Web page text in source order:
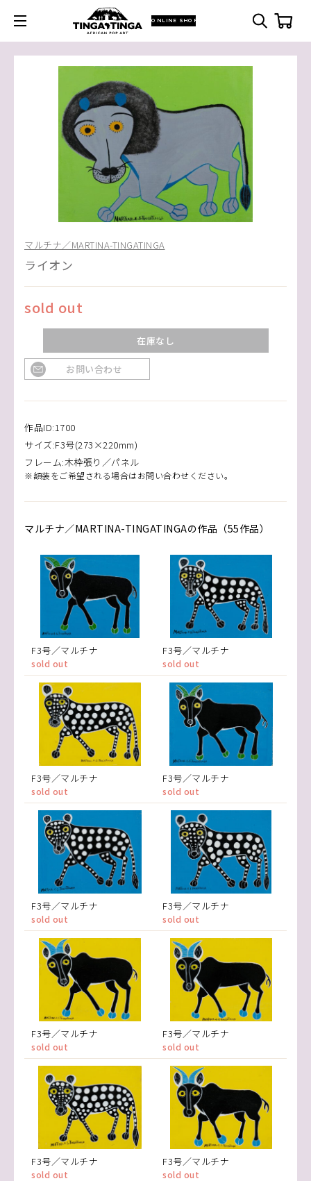
ONLINE SHOP
マルチナ／MARTINA-TINGATINGA
ライオン
sold out
在庫なし
お問い合わせ
作品ID:1700
サイズ:F3号(273×220mm)
フレーム:木枠張り／パネル
※額装をご希望される場合はお問い合わせください。
マルチナ／MARTINA-TINGATINGAの作品（55作品）
F3号／マルチナ
sold out
F3号／マルチナ
sold out
F3号／マルチナ
sold out
F3号／マルチナ
sold out
F3号／マルチナ
sold out
F3号／マルチナ
sold out
F3号／マルチナ
sold out
F3号／マルチナ
sold out
F3号／マルチナ
sold out
F3号／マルチナ
sold out